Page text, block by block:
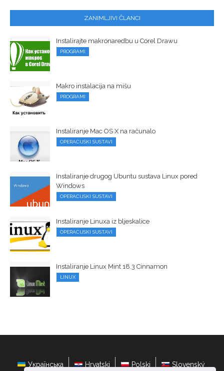
ZANIMLJIVI ČLANCI
Instalirajte makronaredbu u Corel Drawu
PROGRAMI
Makro instalacija na mišu
PROGRAMI
Instaliranje Mac OS X na računalo
OPERACIJSKI SUSTAVI
Instaliranje drugog Ubuntu sustava Linux pored
Windows
OPERACIJSKI SUSTAVI
Instaliranje Linuxa iz bljeskalice
OPERACIJSKI SUSTAVI
Instaliranje Linux Mint 18.3 Cinnamon
LINUX
Українська Hrvatski Polski Slovenský